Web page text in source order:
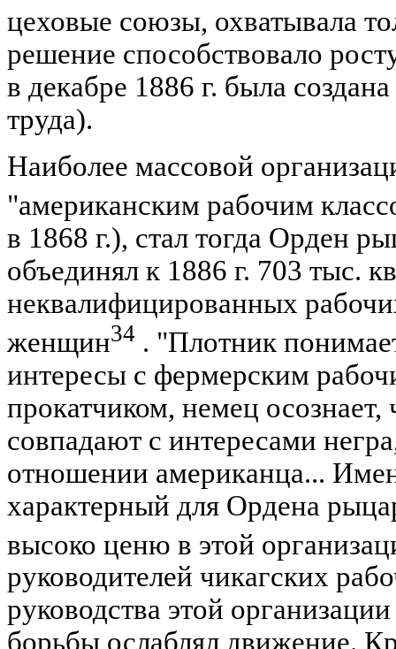
цеховые союзы, охватывала
решение способствовало
в декабре 1886 г. была
труда).
Наиболее массовой
"американским рабочим
в 1868 г.), стал тогда Орден
объединял к 1886 г. 703 тыс.
неквалифицированных
женщин34 . "Плотник
интересы с фермерским
прокатчиком, немец осознает,
совпадают с интересами
отношении американца...
характерный для Ордена
высоко ценю в этой
руководителей чикагских
руководства этой
борьбы ослаблял движение.